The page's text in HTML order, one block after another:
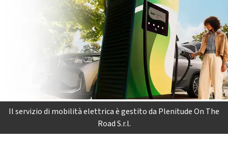
Il servizio di mobilità elettrica è gestito da Plenitude On The
Road S.r.l.